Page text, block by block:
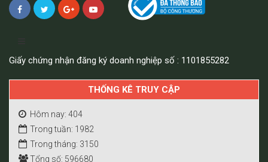
Giấy chứng nhận đăng ký doanh nghiệp số : 1101855282
THỐNG KÊ TRUY CẬP
Hôm nay: 404
Trong tuần: 1982
Trong tháng: 3150
Tổng số: 596680